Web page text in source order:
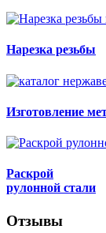
Нарезка резьбы
Изготовление
Раскрой
рулонной стали
Отзывы